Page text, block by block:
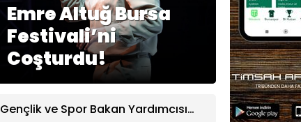
Emre Altuğ Bursa
Festivali’ni
Coşturdu!
Gençlik ve Spor Bakan Yardımcısı